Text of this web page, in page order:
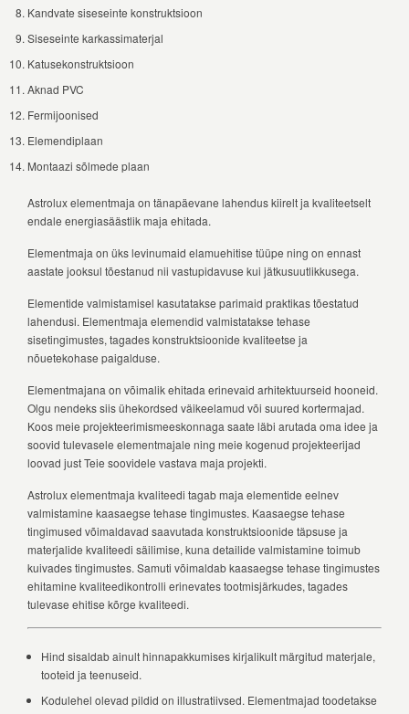
Kandvate siseseinte konstruktsioon
Siseseinte karkassimaterjal
Katusekonstruktsioon
Aknad PVC
Fermijoonised
Elemendiplaan
Montaazi sõlmede plaan
Astrolux elementmaja on tänapäevane lahendus kiirelt ja kvaliteetselt
endale energiasäästlik maja ehitada.
Elementmaja on üks levinumaid elamuehitise tüüpe ning on ennast
aastate jooksul tõestanud nii vastupidavuse kui jätkusuutlikkusega.
Elementide valmistamisel kasutatakse parimaid praktikas tõestatud
lahendusi. Elementmaja elemendid valmistatakse tehase
sisetingimustes, tagades konstruktsioonide kvaliteetse ja
nõuetekohase paigalduse.
Elementmajana on võimalik ehitada erinevaid arhitektuurseid hooneid.
Olgu nendeks siis ühekordsed väikeelamud või suured kortermajad.
Koos meie projekteerimismeeskonnaga saate läbi arutada oma idee ja
soovid tulevasele elementmajale ning meie kogenud projekteerijad
loovad just Teie soovidele vastava maja projekti.
Astrolux elementmaja kvaliteedi tagab maja elementide eelnev
valmistamine kaasaegse tehase tingimustes. Kaasaegse tehase
tingimused võimaldavad saavutada konstruktsioonide täpsuse ja
materjalide kvaliteedi säilimise, kuna detailide valmistamine toimub
kuivades tingimustes. Samuti võimaldab kaasaegse tehase tingimustes
ehitamine kvaliteedikontrolli erinevates tootmisjärkudes, tagades
tulevase ehitise kõrge kvaliteedi.
Hind sisaldab ainult hinnapakkumises kirjalikult märgitud materjale,
tooteid ja teenuseid.
Kodulehel olevad pildid on illustratiivsed. Elementmajad toodetakse